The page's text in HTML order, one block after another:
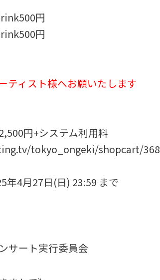
円
円
ティスト様へお願いたします
円+システム利用料
tokyo_ongeki/shopcart/368
年4月27日(日) 23:59 まで
サート実行委員会